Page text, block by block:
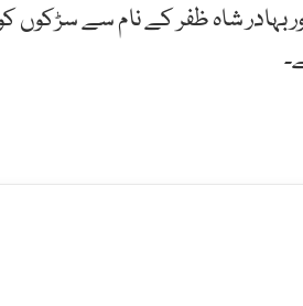
بہادر شاہ ظفر کے نام سے سڑکوں